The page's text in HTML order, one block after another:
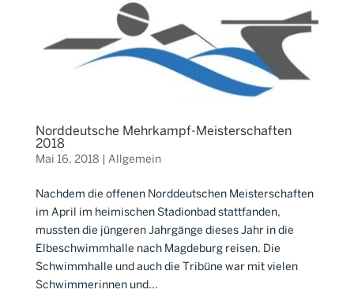
Norddeutsche Mehrkampf-Meisterschaften
2018
Mai 16, 2018 Allgemein
Nachdem die offenen Norddeutschen Meisterschaften
im April im heimischen Stadionbad stattfanden,
mussten die jüngeren Jahrgänge dieses Jahr in die
Elbeschwimmhalle nach Magdeburg reisen. Die
Schwimmhalle und auch die Tribüne war mit vielen
Schwimmerinnen und...